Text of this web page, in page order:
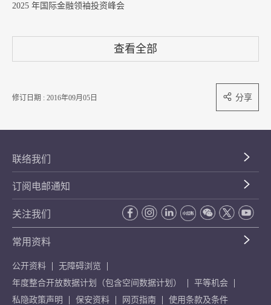
2025 年国际金融领袖投资峰会
查看全部
修订日期 : 2016年09月05日 分享
联络我们
订阅电邮通知
关注我们
常用资料
公开资料
无障碍浏览
年度整合开放数据计划（包含空间数据计划）
平等机会
私隐政策声明
保安资料 网页指南 使用条款及条件